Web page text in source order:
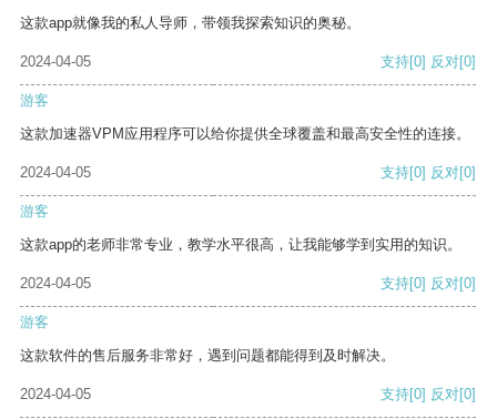
这款app就像我的私人导师，带领我探索知识的奥秘。
2024-04-05 支持[0] 反对[0]
游客
这款加速器VPM应用程序可以给你提供全球覆盖和最高安全性的连接。
2024-04-05 支持[0] 反对[0]
游客
这款app的老师非常专业，教学水平很高，让我能够学到实用的知识。
2024-04-05 支持[0] 反对[0]
游客
这款软件的售后服务非常好，遇到问题都能得到及时解决。
2024-04-05 支持[0] 反对[0]